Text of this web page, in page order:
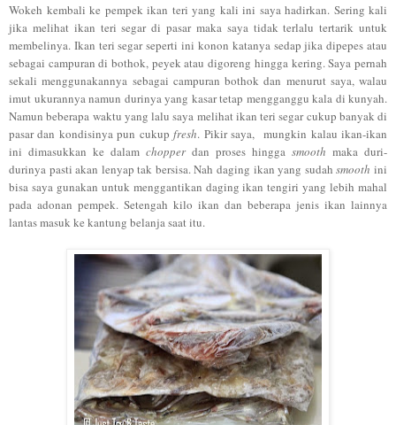
Wokeh kembali ke pempek ikan teri yang kali ini saya hadirkan. Sering kali
jika melihat ikan teri segar di pasar maka saya tidak terlalu tertarik untuk
membelinya. Ikan teri segar seperti ini konon katanya sedap jika dipepes atau
sebagai campuran di bothok, peyek atau digoreng hingga kering. Saya pernah
sekali menggunakannya sebagai campuran bothok dan menurut saya, walau
imut ukurannya namun durinya yang kasar tetap mengganggu kala di kunyah.
Namun beberapa waktu yang lalu saya melihat ikan teri segar cukup banyak di
pasar dan kondisinya pun cukupfresh. Pikir saya, mungkin kalau ikan-ikan
ini dimasukkan ke dalam chopperdan proses hingga smooth maka duri-
durinya pasti akan lenyap tak bersisa. Nah daging ikan yang sudahsmooth ini
bisa saya gunakan untuk menggantikan daging ikan tengiri yang lebih mahal
pada adonan pempek. Setengah kilo ikan dan beberapa jenis ikan lainnya
lantas masuk ke kantung belanja saat itu.